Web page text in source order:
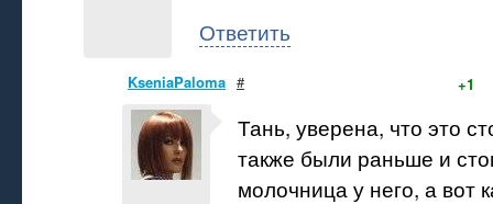
Ответить
KseniaPaloma # +1
Тань, уверена, что это
также были раньше и
молочница у него, а вот